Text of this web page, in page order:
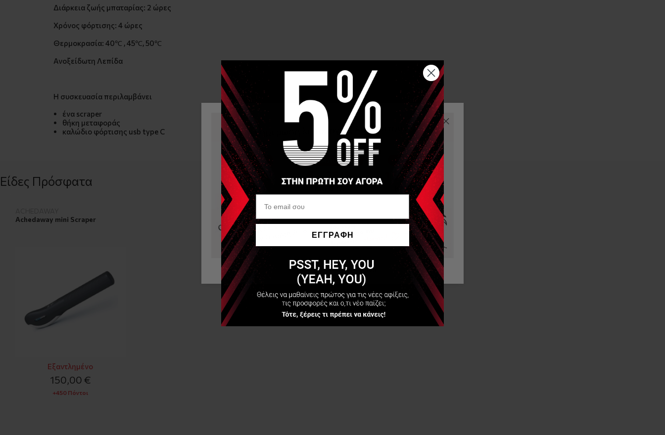
Διάρκεια ζωής μπαταρίας: 2 ώρες
Χρόνος φόρτισης: 4 ώρες
Θερμοκρασία: 40℃ , 45℃, 50℃
Ανοξείδωτη Λεπίδα
Η συσκευασία περιλαμβάνει
ένα scraper
θήκη μεταφοράς
καλώδιο φόρτισης usb type C
Είδες Πρόσφατα
Achedaway mini Scraper
Εξαντλημένο
150,00 €
+450 Πόντοι
Να μην εμφανιστεί ξανά
ΕΓΓΡΑΦΗ